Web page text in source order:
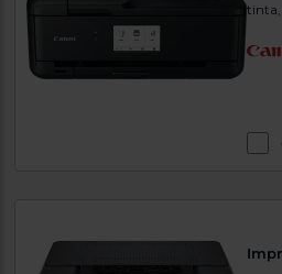
tinta,